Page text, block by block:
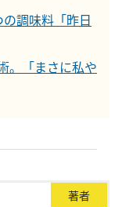
調味料「昨日
。「まさに私や
著者